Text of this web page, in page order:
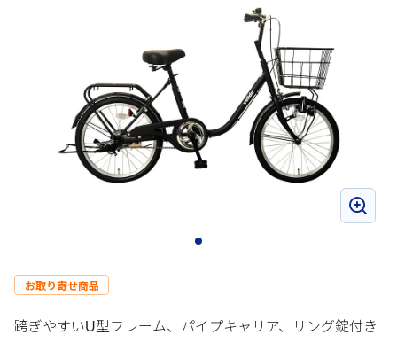
お取り寄せ商品
跨ぎやすいU型フレーム、パイプキャリア、リング錠付き